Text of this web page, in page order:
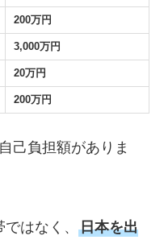
200万円
3,000万円
20万円
200万円
己負担額がありま
はなく、 日本を出